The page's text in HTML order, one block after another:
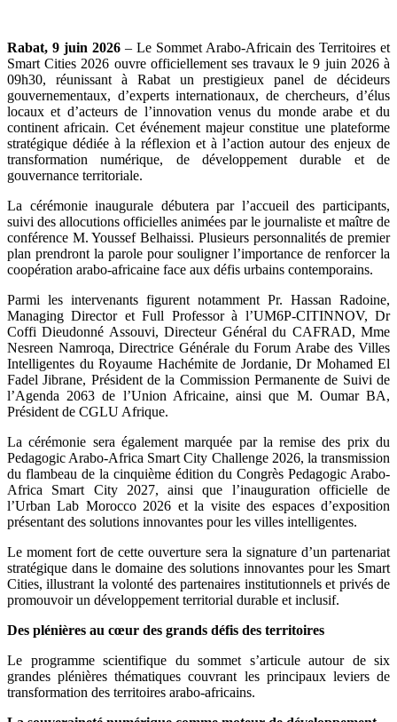
Rabat, 9 juin 2026 – Le Sommet Arabo-Africain des Territoires et
Smart Cities 2026 ouvre officiellement ses travaux le 9 juin 2026 à
09h30, réunissant à Rabat un prestigieux panel de décideurs
gouvernementaux, d’experts internationaux, de chercheurs, d’élus
locaux et d’acteurs de l’innovation venus du monde arabe et du
continent africain. Cet événement majeur constitue une plateforme
stratégique dédiée à la réflexion et à l’action autour des enjeux de
transformation numérique, de développement durable et de
gouvernance territoriale.
La cérémonie inaugurale débutera par l’accueil des participants,
suivi des allocutions officielles animées par le journaliste et maître de
conférence M. Youssef Belhaissi. Plusieurs personnalités de premier
plan prendront la parole pour souligner l’importance de renforcer la
coopération arabo-africaine face aux défis urbains contemporains.
Parmi les intervenants figurent notamment Pr. Hassan Radoine,
Managing Director et Full Professor à l’UM6P-CITINNOV, Dr
Coffi Dieudonné Assouvi, Directeur Général du CAFRAD, Mme
Nesreen Namroqa, Directrice Générale du Forum Arabe des Villes
Intelligentes du Royaume Hachémite de Jordanie, Dr Mohamed El
Fadel Jibrane, Président de la Commission Permanente de Suivi de
l’Agenda 2063 de l’Union Africaine, ainsi que M. Oumar BA,
Président de CGLU Afrique.
La cérémonie sera également marquée par la remise des prix du
Pedagogic Arabo-Africa Smart City Challenge 2026, la transmission
du flambeau de la cinquième édition du Congrès Pedagogic Arabo-
Africa Smart City 2027, ainsi que l’inauguration officielle de
l’Urban Lab Morocco 2026 et la visite des espaces d’exposition
présentant des solutions innovantes pour les villes intelligentes.
Le moment fort de cette ouverture sera la signature d’un partenariat
stratégique dans le domaine des solutions innovantes pour les Smart
Cities, illustrant la volonté des partenaires institutionnels et privés de
promouvoir un développement territorial durable et inclusif.
Des plénières au cœur des grands défis des territoires
Le programme scientifique du sommet s’articule autour de six
grandes plénières thématiques couvrant les principaux leviers de
transformation des territoires arabo-africains.